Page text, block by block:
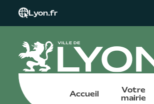
Lyon.fr
Accueil
Votre
mairie